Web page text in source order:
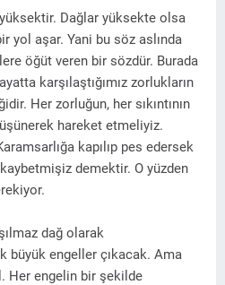
Dağlar yüksekte olsa
yol aşar. Yani bu söz aslında
öğüt veren bir sözdür. Burada
karşılaştığımız zorlukların
Her zorluğun, her sıkıntının
hareket etmeliyiz.
kapılıp pes edersek
demektir. O yüzden
dağ olarak
büyük engeller çıkacak. Ama
Her engelin bir şekilde